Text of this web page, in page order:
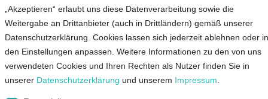
„Akzeptieren“ erlaubt uns diese Datenverarbeitung sowie die
Weitergabe an Drittanbieter (auch in Drittländern) gemäß unserer
Datenschutzerklärung. Cookies lassen sich jederzeit ablehnen oder in
den Einstellungen anpassen. Weitere Informationen zu den von uns
verwendeten Cookies und Ihren Rechten als Nutzer finden Sie in
unserer Daten­schutz­erklärung und unserem Impressum
Unternehmen
Kontakt
AGB
Datenschutz
Impressum